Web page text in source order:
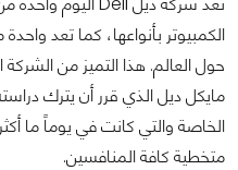
الكمبيوتر بأنواعها، كما تعد
حول العالم. هذا التميز من
مايكل ديل الذي قرر أن يترك
الخاصة والتي كانت في يوماً ما
متخطية كافة المنافسين.